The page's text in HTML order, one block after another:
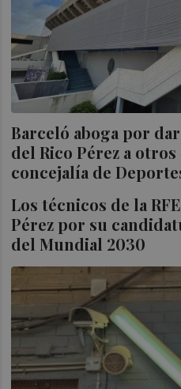
Barceló aboga por
del Rico Pérez a otros
concejalía de
Los técnicos de la
Pérez por su
del Mundial 2030